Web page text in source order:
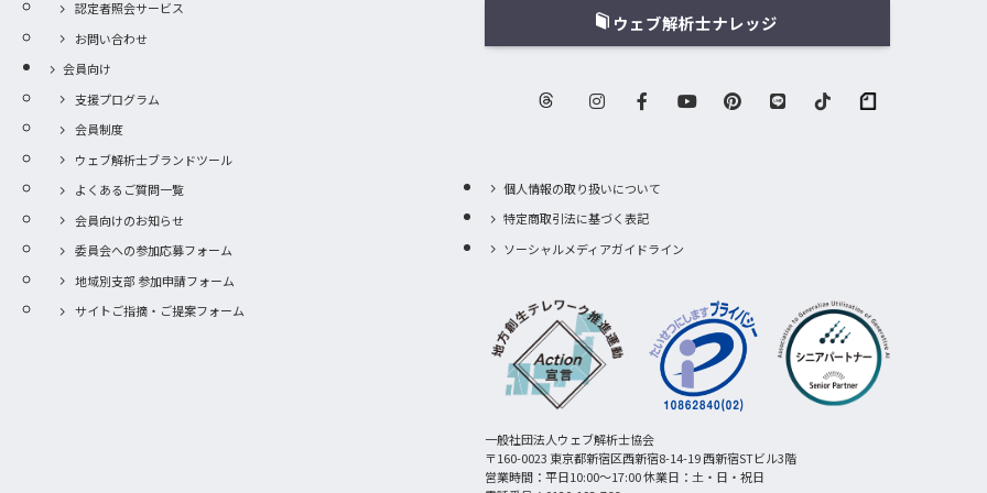
認定者照会サービス
お問い合わせ
会員向け
支援プログラム
会員制度
ウェブ解析士ブランドツール
よくあるご質問一覧
会員向けのお知らせ
委員会への参加応募フォーム
地域別支部 参加申請フォーム
サイトご指摘・ご提案フォーム
ウェブ解析士ナレッジ
個人情報の取り扱いについて
特定商取引法に基づく表記
ソーシャルメディアガイドライン
一般社団法人ウェブ解析士協会
〒160-0023 東京都新宿区西新宿8-14-19 西新宿STビル3階
営業時間：平日10:00〜17:00 休業日：土・日・祝日